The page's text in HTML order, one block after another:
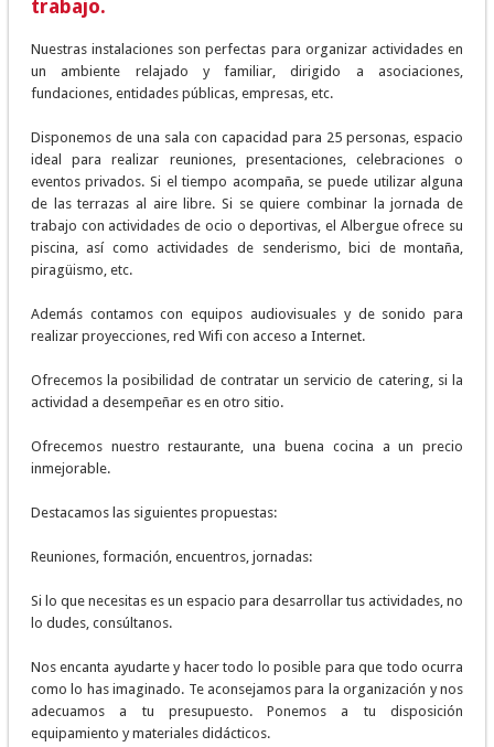
trabajo.
Nuestras instalaciones son perfectas para organizar actividades en
un ambiente relajado y familiar, dirigido a asociaciones,
fundaciones, entidades públicas, empresas, etc.
Disponemos de una sala con capacidad para 25 personas, espacio
ideal para realizar reuniones, presentaciones, celebraciones o
eventos privados. Si el tiempo acompaña, se puede utilizar alguna
de las terrazas al aire libre. Si se quiere combinar la jornada de
trabajo con actividades de ocio o deportivas, el Albergue ofrece su
piscina, así como actividades de senderismo, bici de montaña,
piragüismo, etc.
Además contamos con equipos audiovisuales y de sonido para
realizar proyecciones, red Wifi con acceso a Internet.
Ofrecemos la posibilidad de contratar un servicio de catering, si la
actividad a desempeñar es en otro sitio.
Ofrecemos nuestro restaurante, una buena cocina a un precio
inmejorable.
Destacamos las siguientes propuestas:
Reuniones, formación, encuentros, jornadas:
Si lo que necesitas es un espacio para desarrollar tus actividades, no
lo dudes, consúltanos.
Nos encanta ayudarte y hacer todo lo posible para que todo ocurra
como lo has imaginado. Te aconsejamos para la organización y nos
adecuamos a tu presupuesto. Ponemos a tu disposición
equipamiento y materiales didácticos.